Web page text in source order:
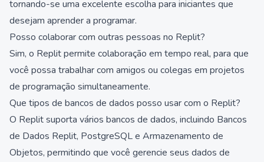
tornando-se uma excelente escolha para iniciantes que
desejam aprender a programar.
Posso colaborar com outras pessoas no Replit?
Sim, o Replit permite colaboração em tempo real, para que
você possa trabalhar com amigos ou colegas em projetos
de programação simultaneamente.
Que tipos de bancos de dados posso usar com o Replit?
O Replit suporta vários bancos de dados, incluindo Bancos
de Dados Replit, PostgreSQL e Armazenamento de
Objetos, permitindo que você gerencie seus dados de